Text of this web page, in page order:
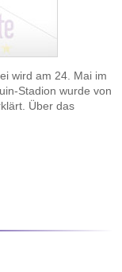
wird am 24. Mai im
Stadion wurde von
Über das